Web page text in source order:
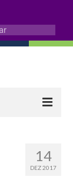
14
DEZ 2017